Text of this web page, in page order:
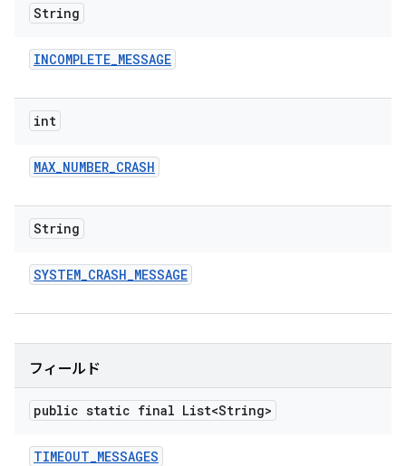
String
INCOMPLETE_MESSAGE
int
MAX_NUMBER_CRASH
String
SYSTEM_CRASH_MESSAGE
フィールド
public static final List<String>
TIMEOUT_MESSAGES